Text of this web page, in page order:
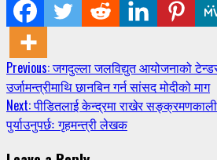
Continue
Reading
Previous:जगदुल्ला जलविद्युत आयोजनाको टेन्डर
उर्जामन्त्रीमाथि छानबिन गर्न सांसद मोदीको माग
Next:पीडितलाई केन्द्रमा राखेर
पुर्याउनुपर्छः गृहमन्त्री लेखक